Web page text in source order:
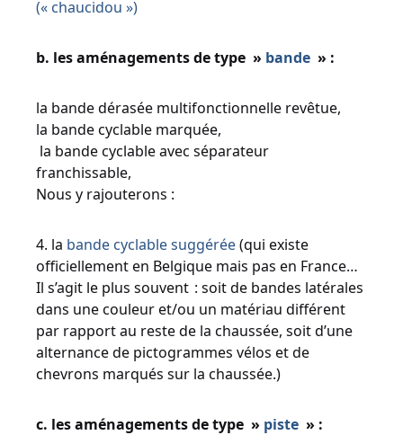
(« chaucidou »)
b. les aménagements de type » bande » :
la bande dérasée multifonctionnelle revêtue,
la bande cyclable marquée,
la bande cyclable avec séparateur
franchissable,
Nous y rajouterons :
4. la bande cyclable suggérée(qui existe
officiellement en Belgique mais pas en France…
Il s’agit le plus souvent : soit de bandes latérales
dans une couleur et/ou un matériau différent
par rapport au reste de la chaussée, soit d’une
alternance de pictogrammes vélos et de
chevrons marqués sur la chaussée.)
c. les aménagements de type » piste » :